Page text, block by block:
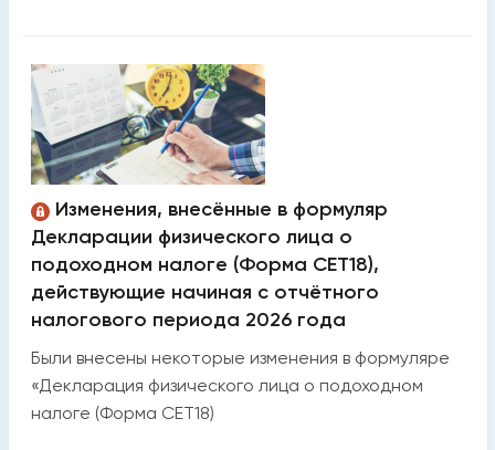
Изменения, внесённые в формуляр
Декларации физического лица о
подоходном налоге (Форма CET18),
действующие начиная с отчётного
налогового периода 2026 года
Были внесены некоторые изменения в формуляре
«Декларация физического лица о подоходном
налоге (Форма CET18)